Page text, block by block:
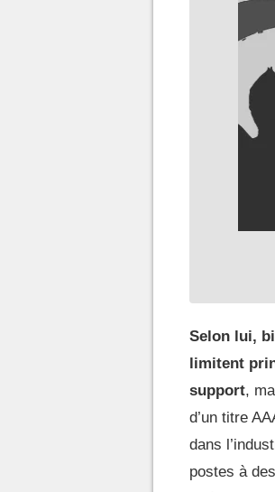
Selon lui,
limitent
support,
d’un titre
dans
postes à